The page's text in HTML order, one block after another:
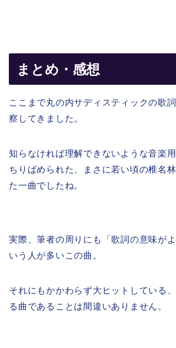
まとめ・感想
ここまで丸の内サディスティックの歌
察してきました。
知らなければ理解できないような音楽
ちりばめられた、まさに若い頃の椎名
た一曲でしたね。
実際、筆者の周りにも「歌詞の意味が
いう人が多いこの曲。
それにもかかわらず大ヒットしている
る曲であることは間違いありません。